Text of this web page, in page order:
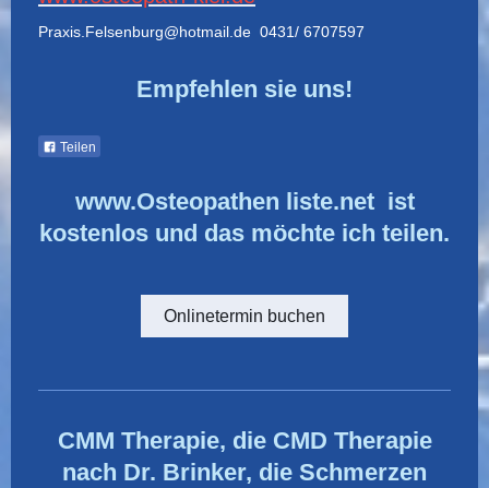
Praxis.Felsenburg@hotmail.de 0431/ 6707597
Empfehlen sie uns!
Teilen
www.Osteopathen liste.net ist
kostenlos und das möchte ich teilen.
Onlinetermin buchen
CMM Therapie, die CMD Therapie
nach Dr. Brinker, die Schmerzen